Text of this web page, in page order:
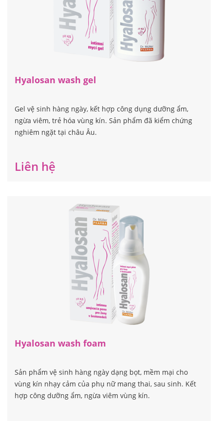
Hyalosan wash gel
Gel vệ sinh hàng ngày, kết hợp công dụng dưỡng ẩm,
ngừa viêm, trẻ hóa vùng kín. Sản phẩm đã kiểm chứng
nghiêm ngặt tại châu Âu.
Liên hệ
Hyalosan wash foam
Sản phẩm vệ sinh hàng ngày dạng bọt, mềm mại cho
vùng kín nhạy cảm của phụ nữ mang thai, sau sinh. Kết
hợp công dưỡng ẩm, ngừa viêm vùng kín.